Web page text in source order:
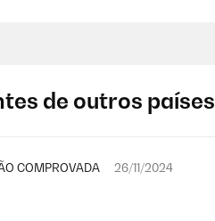
de outros países
COMPROVADA 26/11/2024